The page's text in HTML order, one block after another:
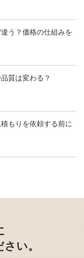
う？価格の仕組みを
質は変わる？
もりを依頼する前に
い。